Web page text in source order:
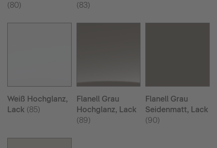
(80)
(83)
Weiß Hochglanz,
Lack (85)
Flanell Grau
Hochglanz, Lack
(89)
Flanell Grau
Seidenmatt, Lack
(90)